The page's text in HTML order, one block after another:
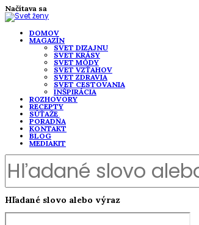
Načítava sa
DOMOV
MAGAZÍN
SVET DIZAJNU
SVET KRÁSY
SVET MÓDY
SVET VZŤAHOV
SVET ZDRAVIA
SVET CESTOVANIA
INŠPIRÁCIA
ROZHOVORY
RECEPTY
SÚŤAŽE
PORADŇA
KONTAKT
BLOG
MEDIAKIT
Hľadané slovo alebo výraz